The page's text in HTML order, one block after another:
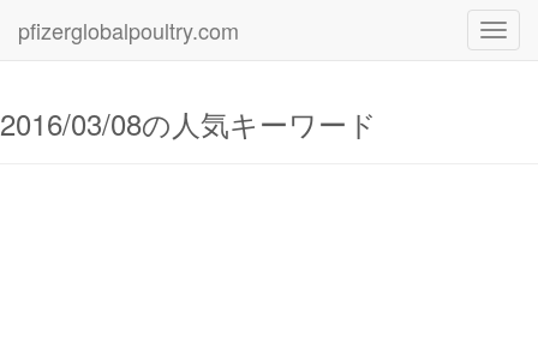
pfizerglobalpoultry.com
2016/03/08の人気キーワード